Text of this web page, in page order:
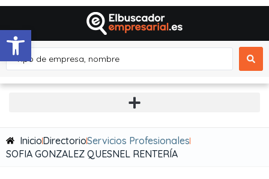
Abrir barra de herramientas
InicioDirectorioServicios Profesionales
SOFIA GONZALEZ QUESNEL RENTERÍA